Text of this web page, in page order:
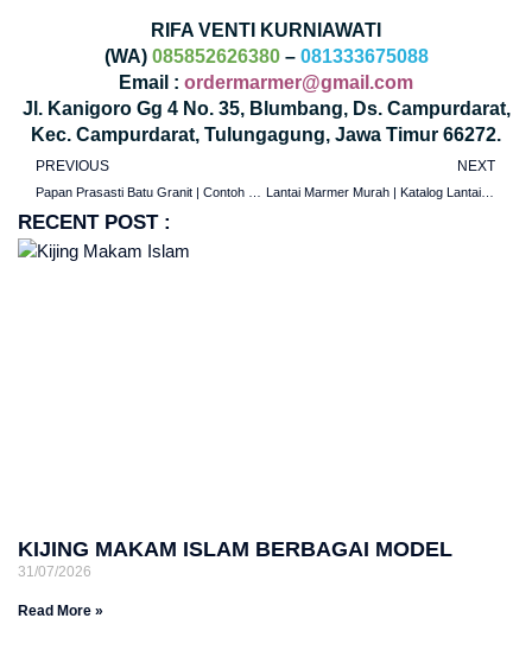
RIFA VENTI KURNIAWATI
(WA) 085852626380– 081333675088
Email : ordermarmer@gmail.com
Jl. Kanigoro Gg 4 No. 35, Blumbang, Ds. Campurdarat,
Kec. Campurdarat, Tulungagung, Jawa Timur 66272.
PREVIOUS NEXT
Lantai Marmer Murah | Katalog Lantai Marmer | Marmer Tulungagung
RECENT POST :
KIJING MAKAM ISLAM BERBAGAI MODEL
31/07/2026
Read More »